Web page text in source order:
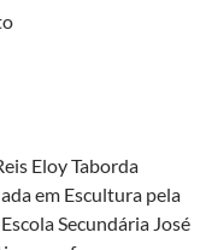
Eloy Taborda
em Escultura pela
Secundária José